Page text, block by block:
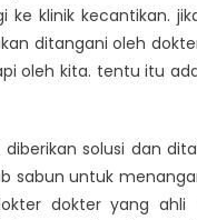
klinik kecantikan.
ditangani oleh
oleh kita. tentu itu
solusi dan
sabun untuk
dokter yang